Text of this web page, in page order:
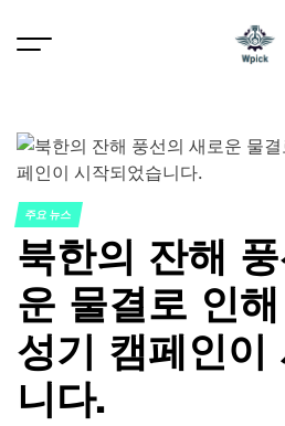
POSTED
IN
주요 뉴스
북한의 잔해
운 물결로 인
성기 캠페인이
니다.